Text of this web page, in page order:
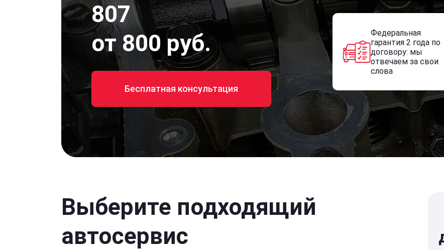
807
от 800 руб.
Бесплатная консультация
Федеральная
гарантия 2 года по
договору: мы
отвечаем за свои
слова
Выберите подходящий
автосервис